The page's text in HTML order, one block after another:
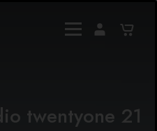
twentyone 21